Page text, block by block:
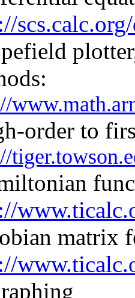
order to
matrix